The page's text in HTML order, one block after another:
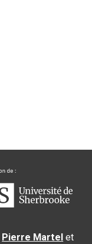
Pierre Martel et